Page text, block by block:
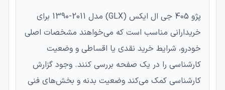
پژو 405 جی ال ایکس (GLX) مدل 2011-1390 برای
خریدارانی مناسب است که می‌خواهند مشخصات اصلی
خودرو، شرایط خرید نقدی یا اقساطی و وضعیت
کارشناسی را در یک صفحه بررسی کنند. وجود گزارش
کارشناسی کمک می‌کند وضعیت بدنه و بخش‌های فنی